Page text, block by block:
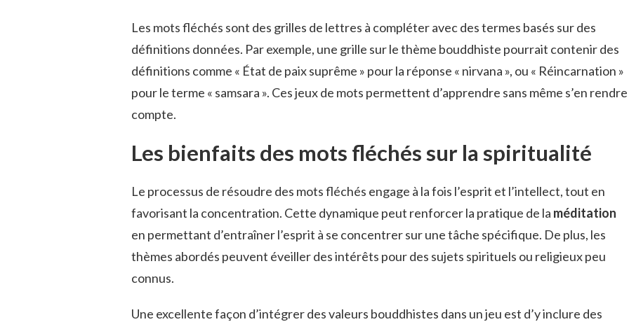
Les mots fléchés sont des grilles de lettres à compléter avec des termes basés sur des
définitions données. Par exemple, une grille sur le thème bouddhiste pourrait contenir des
définitions comme « État de paix suprême » pour la réponse « nirvana », ou « Réincarnation »
pour le terme « samsara ». Ces jeux de mots permettent d’apprendre sans même s’en rendre
compte.
Les bienfaits des mots fléchés sur la spiritualité
Le processus de résoudre des mots fléchés engage à la fois l’esprit et l’intellect, tout en
favorisant la concentration. Cette dynamique peut renforcer la pratique de la méditation
en permettant d’entraîner l’esprit à se concentrer sur une tâche spécifique. De plus, les
thèmes abordés peuvent éveiller des intérêts pour des sujets spirituels ou religieux peu
connus.
Une excellente façon d’intégrer des valeurs bouddhistes dans un jeu est d’y inclure des